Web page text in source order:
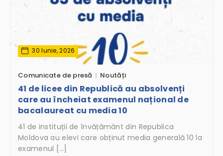
30 Iunie, 2026
Comunicate de presă Noutăți
41 de licee din Republică au absolvenți
care au încheiat examenul național de
bacalaureat cu media 10
41 de instituții de învățământ din Republica
Moldova au elevi care obținut media generală 10 la
examenul […]